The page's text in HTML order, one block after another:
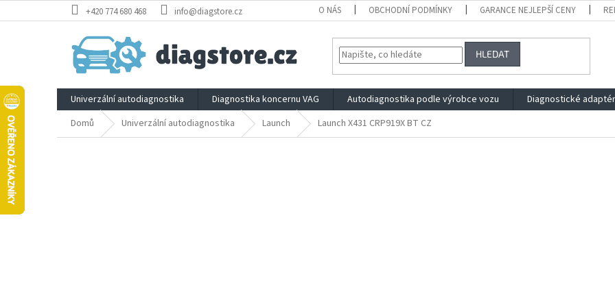
na
+420 774 680 468 info@diagstore.cz O NÁS OBCHODNÍ PODMÍNKY GARANCE NEJLEPŠÍ CENY
HLEDAT
Univerzální autodiagnostika Diagnostika koncernu VAG Autodiagnostika podle výrobce vozu Diagnostické
Domů
Univerzální autodiagnostika Launch Launch X431 CRP919X BT CZ